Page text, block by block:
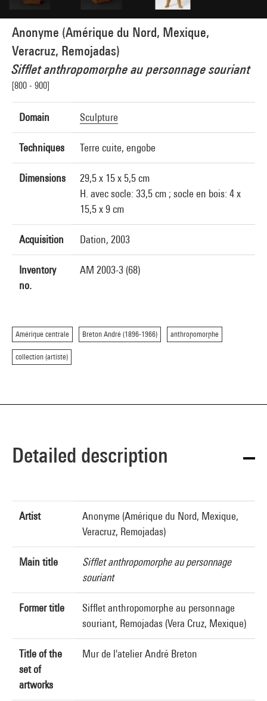
Anonyme (Amérique du Nord, Mexique,
Veracruz, Remojadas)
Sifflet anthropomorphe au personnage souriant
[800 - 900]
Domain Sculpture
Techniques Terre cuite, engobe
Dimensions
29,5 x 15 x 5,5 cm
H. avec socle: 33,5 cm ; socle en bois: 4 x
15,5 x 9 cm
Acquisition Dation, 2003
Inventory
no.
AM 2003-3 (68)
Amérique centrale Breton André (1896-1966) anthropomorphe
collection (artiste)
Detailed description
Artist
Anonyme (Amérique du Nord, Mexique,
Veracruz, Remojadas)
Main title
Sifflet anthropomorphe au personnage
souriant
Former title
Sifflet anthropomorphe au personnage
souriant, Remojadas (Vera Cruz, Mexique)
Title of the
set of
artworks
Mur de l'atelier André Breton